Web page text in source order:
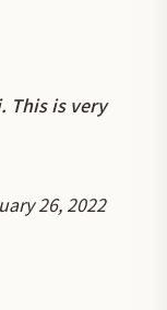
This is very
26, 2022